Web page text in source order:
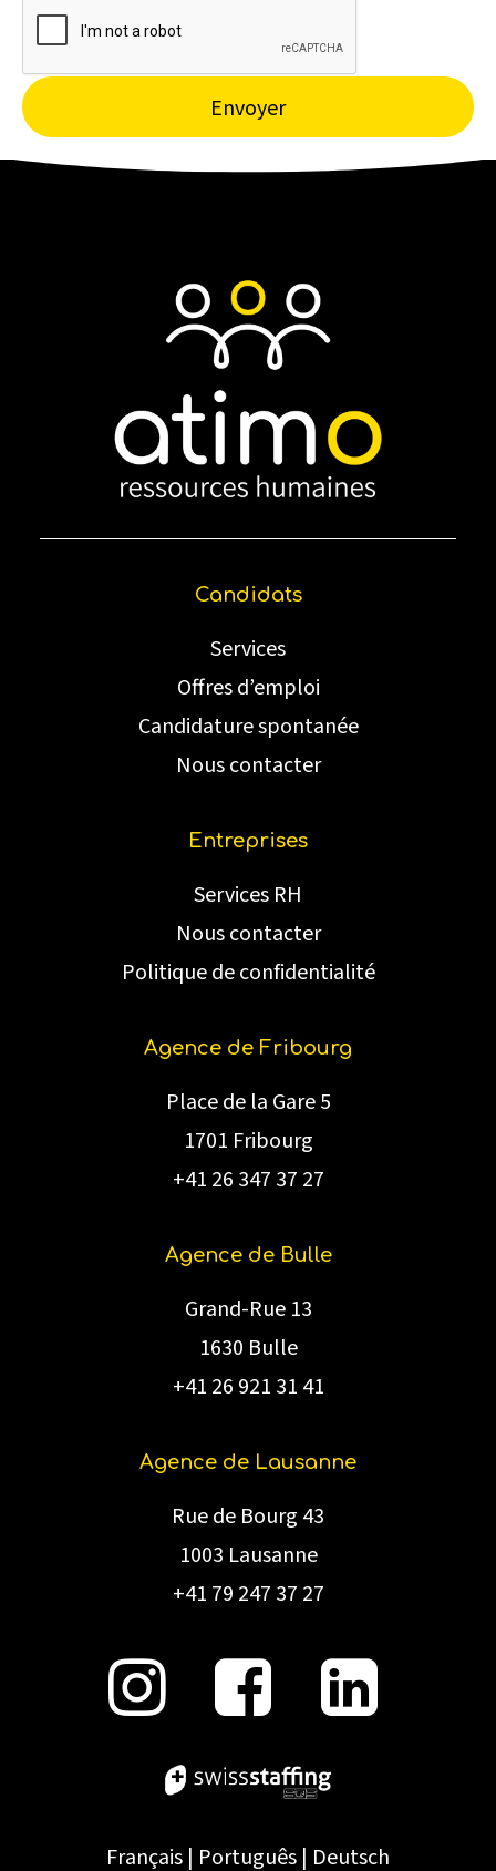
Candidats
Services
Offres d’emploi
Candidature spontanée
Nous contacter
Entreprises
Services RH
Nous contacter
Politique de confidentialité
Agence de Fribourg
Place de la Gare 5
1701 Fribourg
+41 26 347 37 27
Agence de Bulle
Grand-Rue 13
1630 Bulle
+41 26 921 31 41
Agence de Lausanne
Rue de Bourg 43
1003 Lausanne
+41 79 247 37 27
Français | Português | Deutsch